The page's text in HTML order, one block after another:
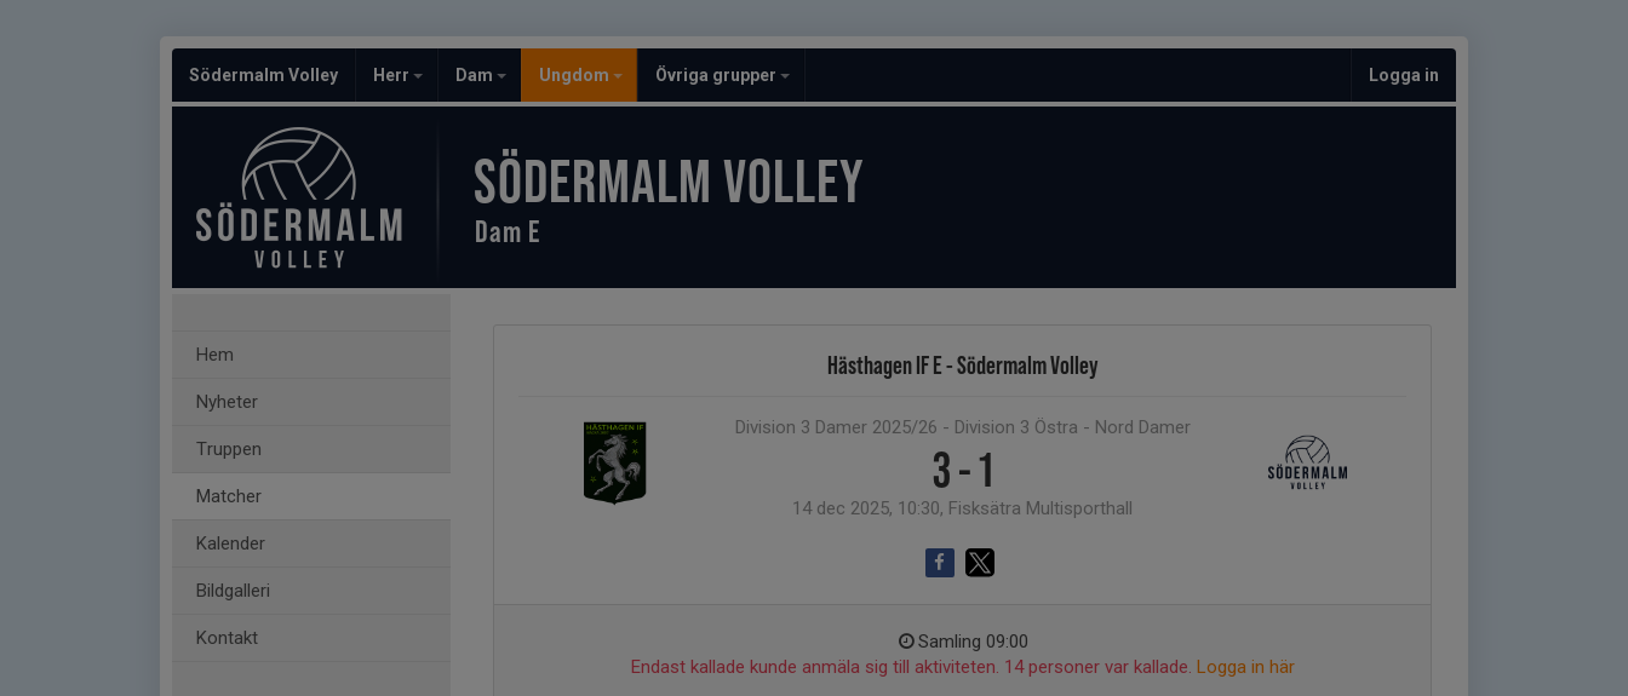
Södermalm Volley Herr Dam Ungdom Övriga grupper Logga in
SÖDERMALM VOLLEY
Dam E
Hem
Nyheter
Truppen
Matcher
Kalender
Bildgalleri
Kontakt
Hästhagen IF E - Södermalm Volley
Division 3 Damer 2025/26 - Division 3 Östra - Nord Damer
3 - 1
14 dec 2025, 10:30, Fisksätra Multisporthall
Samling 09:00
Endast kallade kunde anmäla sig till aktiviteten. 14 personer var kallade. Logga in här